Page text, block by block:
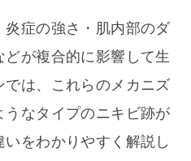
症の強さ・肌内部のダ
が複合的に影響して生
では、これらのメカニズ
なタイプのニキビ跡が
をわかりやすく解説し